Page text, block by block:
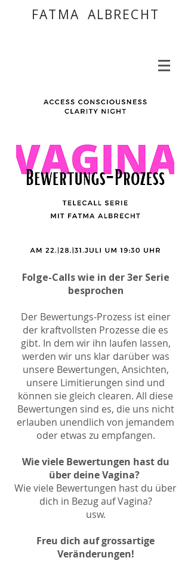
FATMA ALBRECHT
Folge-Calls wie in der 3er Serie
besprochen
Der Bewertungs-Prozess ist einer
der kraftvollsten Prozesse die es
gibt. In dem wir ihn laufen lassen,
werden wir uns klar darüber was
unsere Bewertungen, Ansichten,
unsere Limitierungen sind und
können sie gleich clearen. All diese
Bewertungen sind es, die uns nicht
erlauben unendlich von jemandem
oder etwas zu empfangen.
Wie viele Bewertungen hast du
über deine Vagina?
Wie viele Bewertungen hast du über
dich in Bezug auf Vagina?
usw.
Freu dich auf grossartige
Veränderungen!